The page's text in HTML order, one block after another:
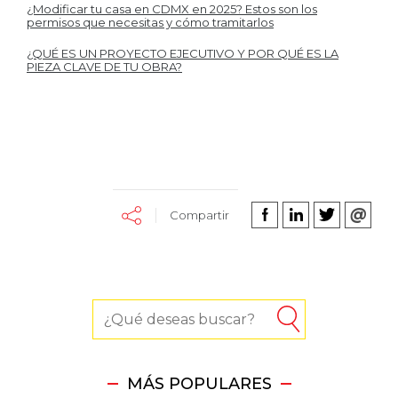
MÁS POPULARES
¿Modificar tu casa en CDMX en 2025? Estos son los
permisos que necesitas y cómo tramitarlos
¿QUÉ ES UN PROYECTO EJECUTIVO Y POR QUÉ ES LA
PIEZA CLAVE DE TU OBRA?
Compartir